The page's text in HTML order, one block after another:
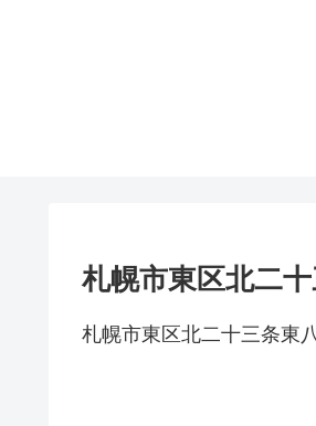
札幌市東区北二
札幌市東区北二十三条東